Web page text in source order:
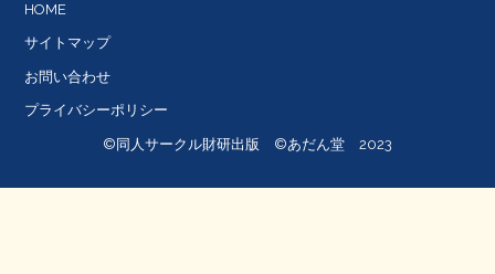
HOME
サイトマップ
お問い合わせ
プライバシーポリシー
©同人サークル財研出版 ©あだん堂 2023